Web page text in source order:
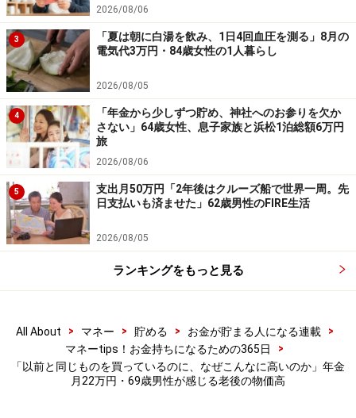
いる様子です。
節約を意識する暮らしの中では、「家庭菜園でのトマト
やきゅうりなどの栽培、ウォーキングや図書館通いを始
めた。電気代節約のために、こたつ生活を復活させた
ら、妻にも好評だった」と前向きな一面も。一方で、
「外食時は値段を見てから注文を決めるようになり、以
前より少し惨めな気持ちになることがある」と率直な思
いも口にしています。
最後に、「時間はたっぷりあるのに、お金の不安が思っ
たよりも大きい。現役時代は『退職したらのんびりでき
るまで、かなり精神的に落ち着かなかった」と、リタイ
2026/08/06
3
「夏は朝に白湯を飲み、1日4回血圧を測る」8月の
電気代3万円・84歳女性の1人暮らし
2026/08/05
4
「年金から少しずつ貯め、神社へのお参りを欠か
さない」64歳女性、息子家族と浜松1泊総額6万円
旅
2026/08/06
5
支出月50万円「2年後はクルーズ船で世界一周。先
日支払いも済ませた」62歳男性のFIRE生活
2026/08/05
ランキングをもっと見る
All About > マネー > 貯める > お金が貯まる人になる連載
>
マネーtips！お金持ちになるための365日
>
「以前と同じものを買っているのに、なぜこんなに高いのか」年金
月22万円・69歳男性が感じる老後の物価高